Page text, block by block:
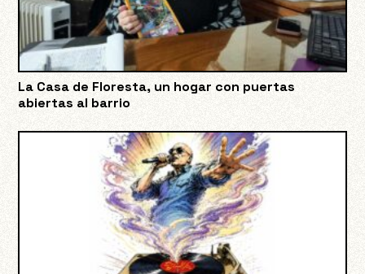
La Casa de Floresta, un hogar con puertas
abiertas al barrio